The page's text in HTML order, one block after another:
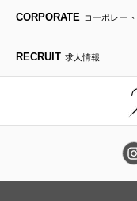
CORPORATE コーポレート
RECRUIT 求人情報